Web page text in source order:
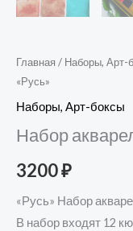
Главная / Наборы, Арт-
«Русь»
Наборы, Арт-боксы
Набор
3200₽
«Русь» Набор
В набор входят 12